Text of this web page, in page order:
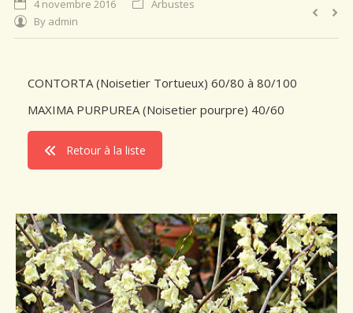
Accès & Contact
4 novembre 2016
Arbustes
By admin
CONTORTA (Noisetier Tortueux) 60/80 à 80/100
MAXIMA PURPUREA (Noisetier pourpre) 40/60
Retour à la liste